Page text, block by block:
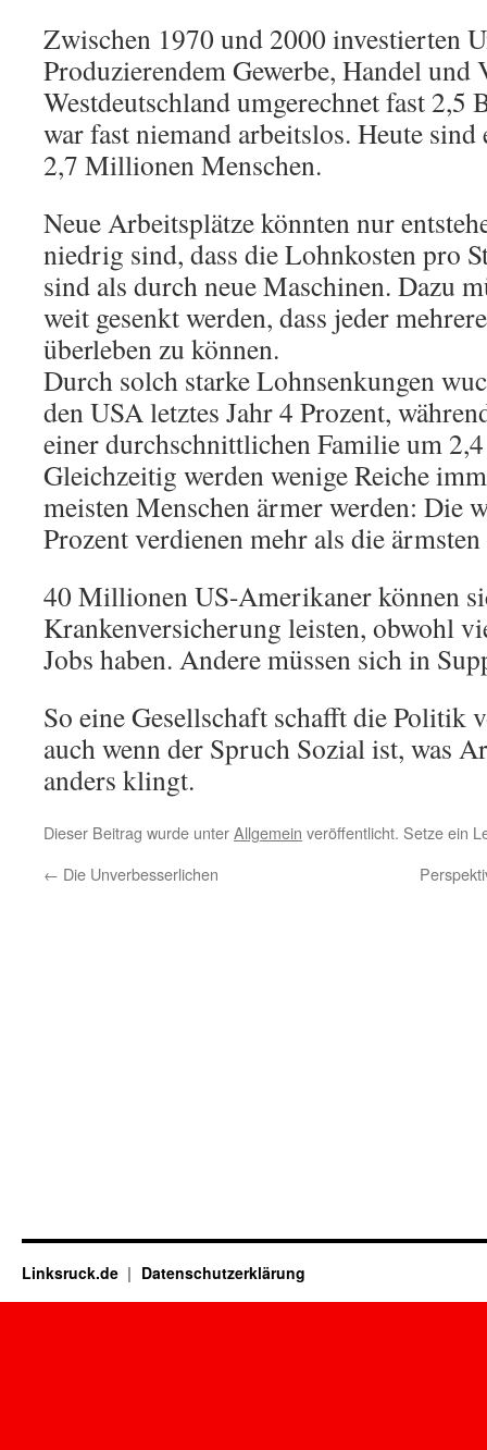
Zwischen 1970 und 2000 investierten
Produzierendem Gewerbe, Handel und
Westdeutschland umgerechnet fast
war fast niemand arbeitslos. Heute sind
2,7 Millionen Menschen.
Neue Arbeitsplätze könnten nur
niedrig sind, dass die Lohnkosten pro
sind als durch neue Maschinen. Dazu
weit gesenkt werden, dass jeder
überleben zu können.
Durch solch starke Lohnsenkungen
den USA letztes Jahr 4 Prozent,
einer durchschnittlichen Familie um
Gleichzeitig werden wenige Reiche
meisten Menschen ärmer werden: Die
Prozent verdienen mehr als die
40 Millionen US-Amerikaner können
Krankenversicherung leisten, obwohl
Jobs haben. Andere müssen sich in
So eine Gesellschaft schafft die Politik
auch wenn der Spruch Sozial ist, was
anders klingt.
Dieser Beitrag wurde unterAllgemein veröffentlicht. Setze ein
← Die Unverbesserlichen
Linksruck.de Datenschutzerklärung